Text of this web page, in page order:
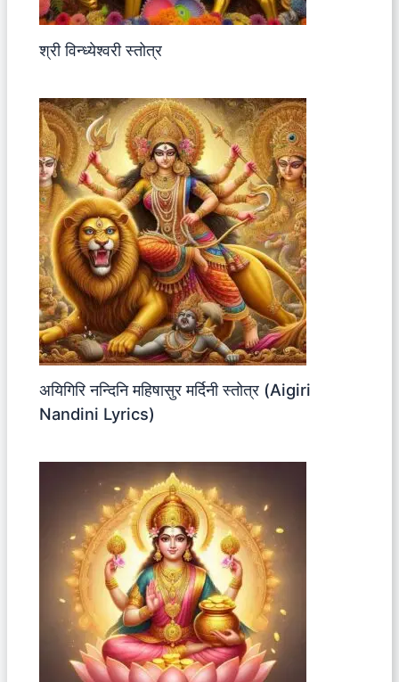
श्री विन्ध्येश्वरी स्तोत्र
अयिगिरि नन्दिनि महिषासुर मर्दिनी स्तोत्र (Aigiri
Nandini Lyrics)